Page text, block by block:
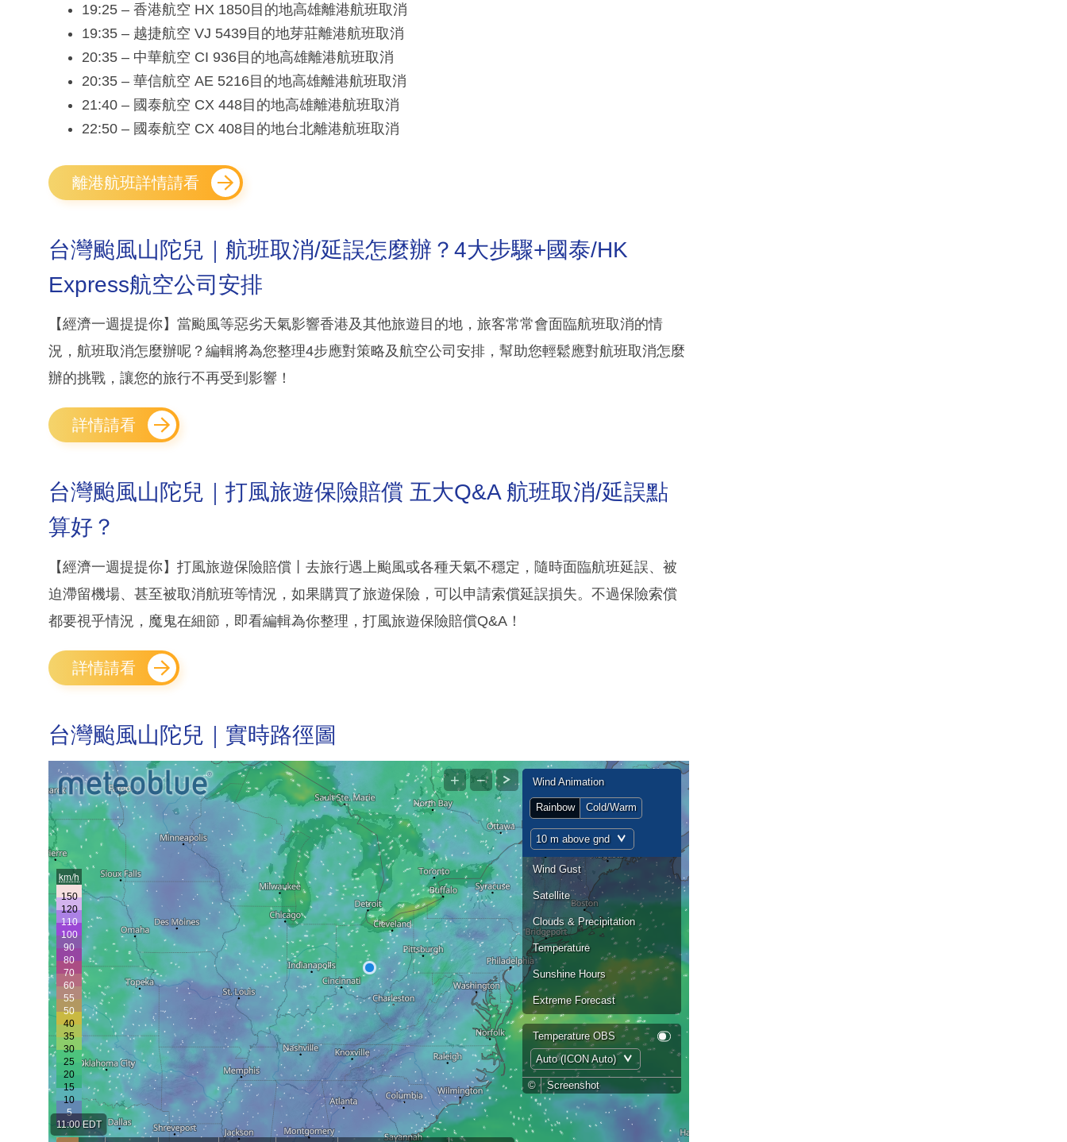
19:25 – 香港航空 HX 1850目的地高雄離港航班取消
19:35 – 越捷航空 VJ 5439目的地芽莊離港航班取消
20:35 – 中華航空 CI 936目的地高雄離港航班取消
20:35 – 華信航空 AE 5216目的地高雄離港航班取消
21:40 – 國泰航空 CX 448目的地高雄離港航班取消
22:50 – 國泰航空 CX 408目的地台北離港航班取消
離港航班詳情請看
台灣颱風山陀兒｜航班取消/延誤怎麼辦？4大步驟+國泰/HK
Express航空公司安排
【經濟一週提提你】當颱風等惡劣天氣影響香港及其他旅遊目的地，旅客常常會面臨航班取消的情
況，航班取消怎麼辦呢？編輯將為您整理4步應對策略及航空公司安排，幫助您輕鬆應對航班取消怎麼
辦的挑戰，讓您的旅行不再受到影響！
詳情請看
台灣颱風山陀兒｜打風旅遊保險賠償 五大Q&A 航班取消/延誤點
算好？
【經濟一週提提你】打風旅遊保險賠償丨去旅行遇上颱風或各種天氣不穩定，隨時面臨航班延誤、被
迫滯留機場、甚至被取消航班等情況，如果購買了旅遊保險，可以申請索償延誤損失。不過保險索償
都要視乎情況，魔鬼在細節，即看編輯為你整理，打風旅遊保險賠償Q&A！
詳情請看
台灣颱風山陀兒｜實時路徑圖